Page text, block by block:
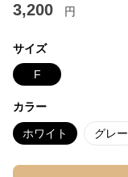
3,200 円
サイズ
F
カラー
ホワイト グレー